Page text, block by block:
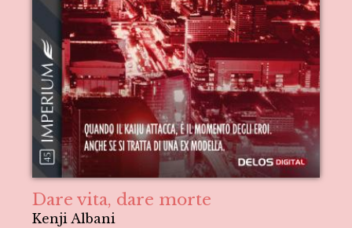
Dare vita, dare morte
Kenji Albani